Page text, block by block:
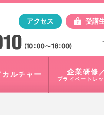
"」テレビ朝日アスク
アクセス 受講
カルチャー 企業研修
プライベートレ